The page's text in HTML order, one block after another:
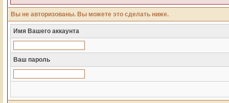
Вы не авторизованы. Вы можете это сделать ниже.
Имя Вашего аккаунта
Ваш пароль